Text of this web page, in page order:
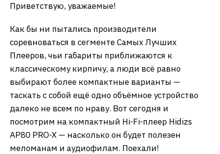
Приветствую, уважаемые!
Как бы ни пытались производители
соревноваться в сегменте Самых Лучших
Плееров, чьи габариты приближаются к
классическому кирпичу, а люди всё равно
выбирают более компактные варианты —
таскать с собой ещё одно объёмное устройство
далеко не всем по нраву. Вот сегодня и
посмотрим на компактный Hi-Fi-плеер Hidizs
AP80 PRO-X — насколько он будет полезен
меломанам и аудиофилам. Поехали!